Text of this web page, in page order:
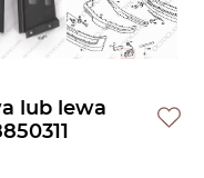
lub lewa